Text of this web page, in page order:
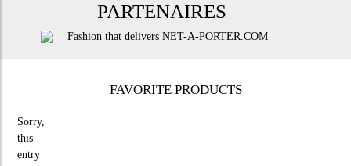
PARTENAIRES
FAVORITE PRODUCTS
Sorry,
this
entry